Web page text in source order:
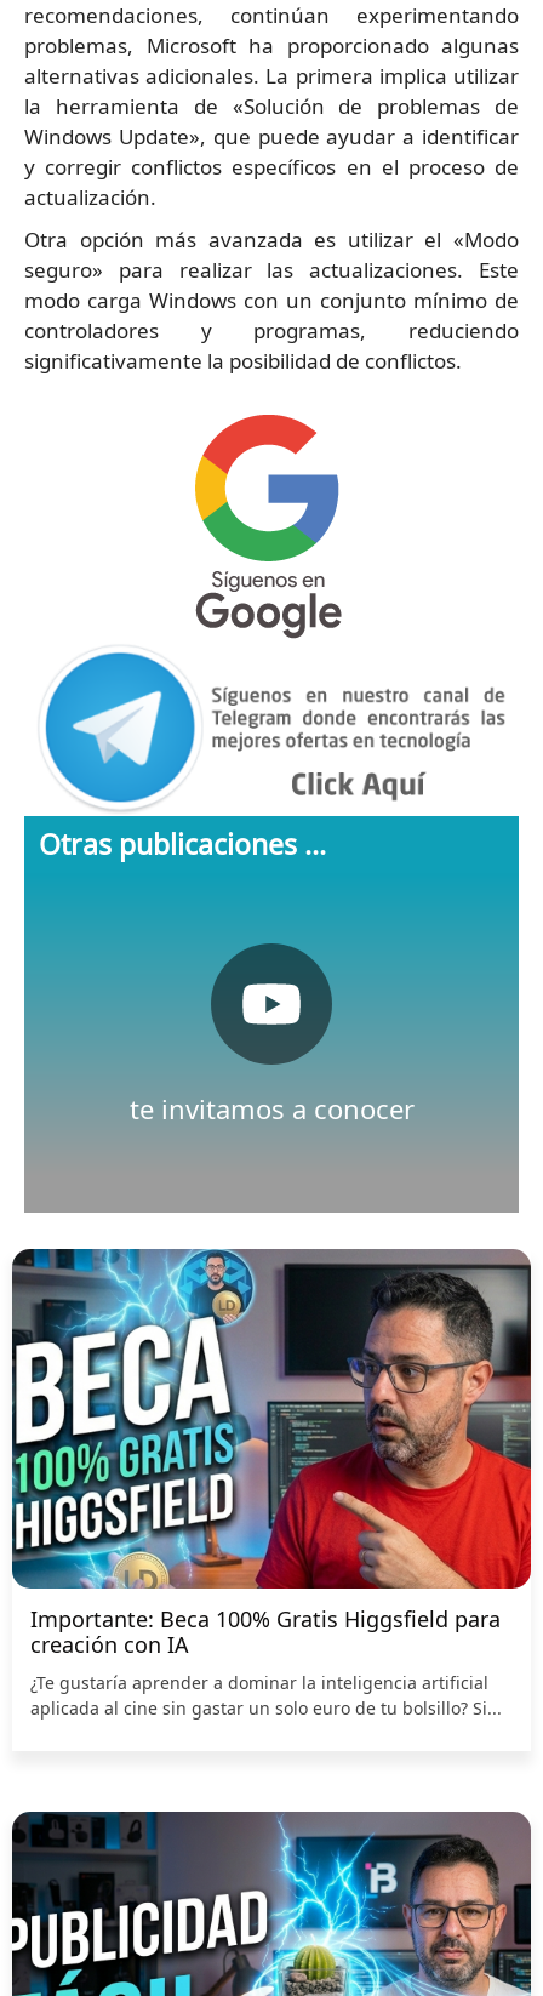
recomendaciones, continúan experimentando
problemas, Microsoft ha proporcionado algunas
alternativas adicionales. La primera implica utilizar
la herramienta de «Solución de problemas de
Windows Update», que puede ayudar a identificar
y corregir conflictos específicos en el proceso de
actualización.
Otra opción más avanzada es utilizar el «Modo
seguro» para realizar las actualizaciones. Este
modo carga Windows con un conjunto mínimo de
controladores y programas, reduciendo
significativamente la posibilidad de conflictos.
Otras publicaciones ...
te invitamos a conocer
Nuestro canal de Youtube
Pulsa aquí
Importante: Beca 100% Gratis Higgsfield para
creación con IA
¿Te gustaría aprender a dominar la inteligencia artificial
aplicada al cine sin gastar un solo euro de tu bolsillo? Si...